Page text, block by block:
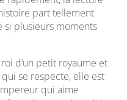
part tellement
si plusieurs moments
d’un petit royaume et
se respecte, elle est
qui aime